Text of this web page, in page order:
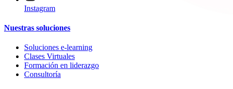
Instagram
Nuestras soluciones
Soluciones e-learning
Clases Virtuales
Formación en liderazgo
Consultoría